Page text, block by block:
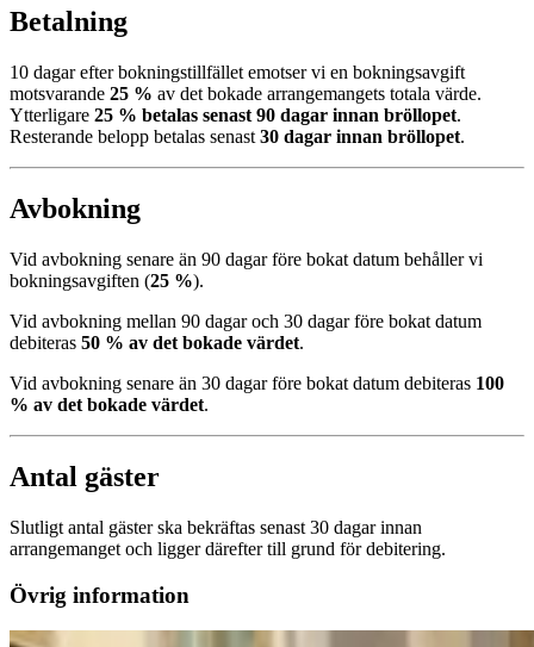
Betalning
10 dagar efter bokningstillfället emotser vi en bokningsavgift
motsvarande 25 % av det bokade arrangemangets totala värde.
Ytterligare 25 % betalas senast 90 dagar innan bröllopet.
Resterande belopp betalas senast 30 dagar innan bröllopet.
Avbokning
Vid avbokning senare än 90 dagar före bokat datum behåller vi
bokningsavgiften (25 %).
Vid avbokning mellan 90 dagar och 30 dagar före bokat datum
debiteras 50 % av det bokade värdet.
Vid avbokning senare än 30 dagar före bokat datum debiteras 100
% av det bokade värdet.
Antal gäster
Slutligt antal gäster ska bekräftas senast 30 dagar innan
arrangemanget och ligger därefter till grund för debitering.
Övrig information